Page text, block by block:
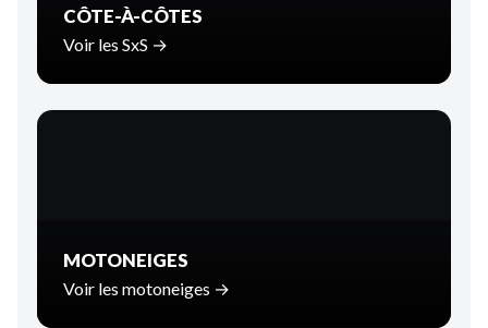
CÔTE-À-CÔTES
Voir les SxS →
MOTONEIGES
Voir les motoneiges →